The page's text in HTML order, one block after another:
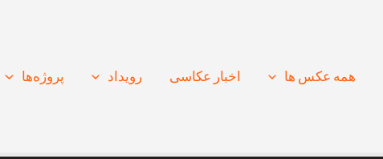
همه عکس ها اخبار عکاسی رویداد پروژه‌‌ها